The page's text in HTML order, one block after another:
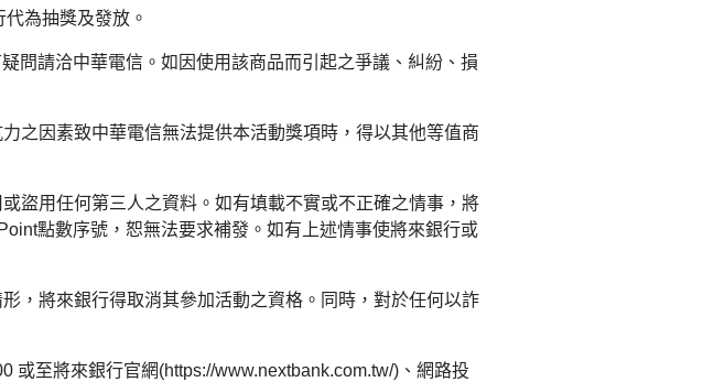
為抽獎及發放。
問請洽中華電信。如因使用該商品而引起之爭議、糾紛、損
之因素致中華電信無法提供本活動獎項時，得以其他等值商
盜用任何第三人之資料。如有填載不實或不正確之情事，將
點數序號，恕無法要求補發。如有上述情事使將來銀行或
，將來銀行得取消其參加活動之資格。同時，對於任何以詐
或至將來銀行官網(https://www.nextbank.com.tw/) 、網路投